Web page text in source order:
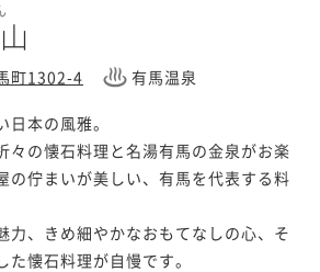
町1302-4 有馬温泉
本の風雅。
々の懐石料理と名湯有馬の金泉がお楽
の佇まいが美しい、有馬を代表する料
力、きめ細やかなおもてなしの心、そ
た懐石料理が自慢です。